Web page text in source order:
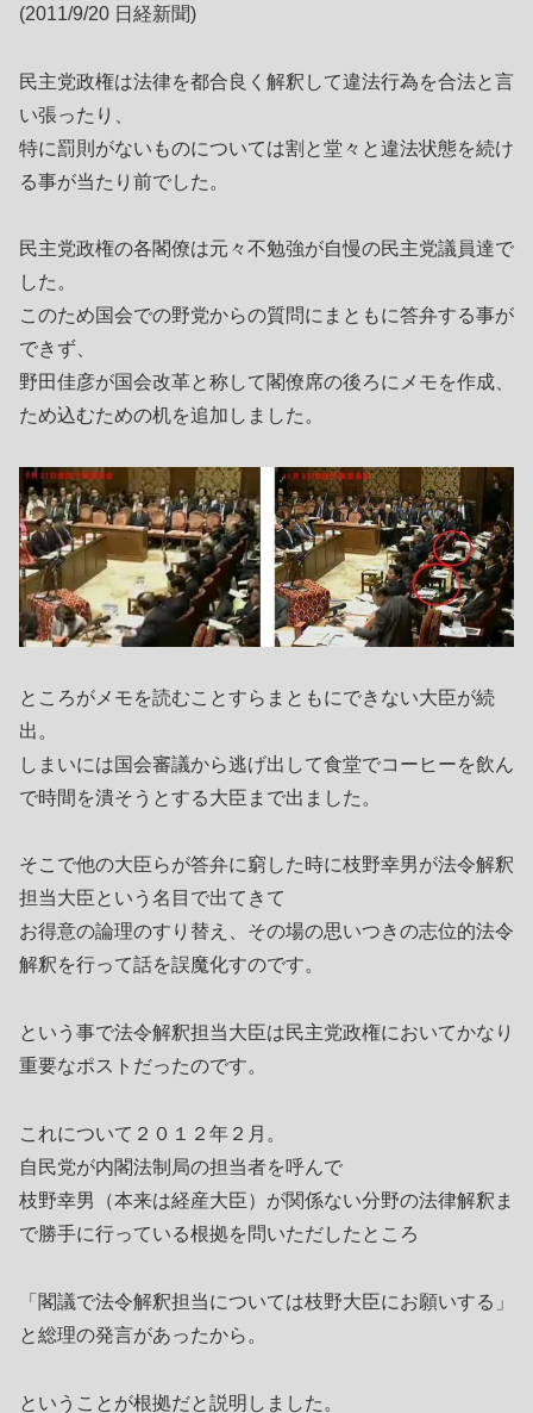
(2011/9/20 日経新聞)
民主党政権は法律を都合良く解釈して違法行為を合法と言
い張ったり、
特に罰則がないものについては割と堂々と違法状態を続け
る事が当たり前でした。
民主党政権の各閣僚は元々不勉強が自慢の民主党議員達で
した。
このため国会での野党からの質問にまともに答弁する事が
できず、
野田佳彦が国会改革と称して閣僚席の後ろにメモを作成、
ため込むための机を追加しました。
ところがメモを読むことすらまともにできない大臣が続
出。
しまいには国会審議から逃げ出して食堂でコーヒーを飲ん
で時間を潰そうとする大臣まで出ました。
そこで他の大臣らが答弁に窮した時に枝野幸男が法令解釈
担当大臣という名目で出てきて
お得意の論理のすり替え、その場の思いつきの志位的法令
解釈を行って話を誤魔化すのです。
という事で法令解釈担当大臣は民主党政権においてかなり
重要なポストだったのです。
これについて２０１２年２月。
自民党が内閣法制局の担当者を呼んで
枝野幸男（本来は経産大臣）が関係ない分野の法律解釈ま
で勝手に行っている根拠を問いただしたところ
「閣議で法令解釈担当については枝野大臣にお願いする」
と総理の発言があったから。
ということが根拠だと説明しました。